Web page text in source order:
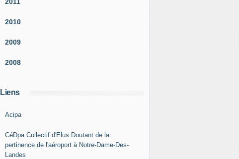
2010
2009
2008
Liens
Acipa
CéDpa Collectif d'Elus Doutant de la
pertinence de l'aéroport à Notre-Dame-Des-
Landes